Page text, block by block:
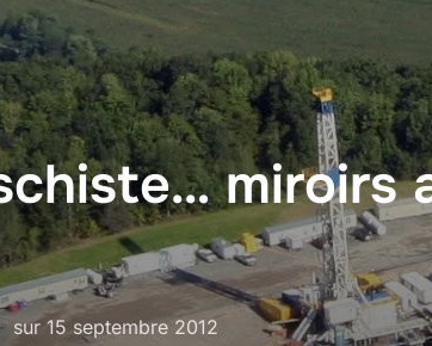
miroirs
sur Publié
15 septembre 2012